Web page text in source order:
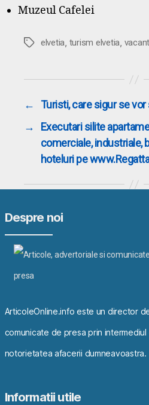
Muzeul Cafelei
Etichete
elvetia, turism elvetia,
←
Turisti, care sigur se
→
Executari silite
comerciale, industriale,
hoteluri pe
Despre noi
ArticoleOnline.info este un director
comunicate de presa prin
notorietatea afacerii dumneavoastra.
Informatii utile